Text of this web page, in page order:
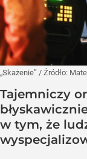
„Skażenie” / Źródło:
Tajemniczy
w tym, że